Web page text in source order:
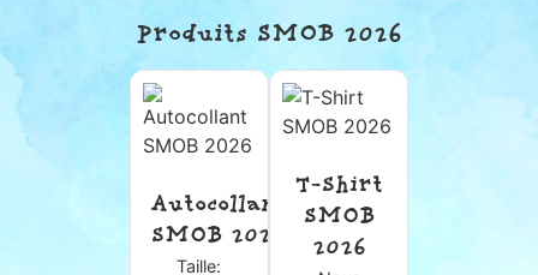
Produits SMOB 2026
Autocollant
SMOB 2026
Taille:
T-Shirt
SMOB
2026